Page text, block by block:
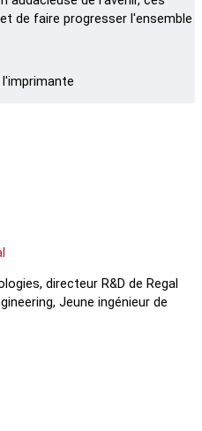
de faire progresser l'ensemble
directeur R&D de Regal
Jeune ingénieur de